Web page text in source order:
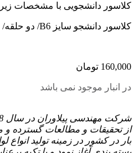
کلاسور دانشجویی با مشخصات
کلاسور دانشجو سایز B6/ دو حلقه/ 60 برگ
160,000 تومان
در انبار موجود نمی باشد
از تحقیقات و مطالعات گسترده و
بار در کشور در زمینه تولید انواع